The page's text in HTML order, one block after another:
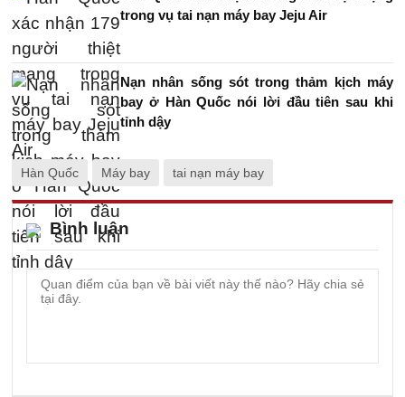
trong vụ tai nạn máy bay Jeju Air
Nạn nhân sống sót trong thảm kịch máy
bay ở Hàn Quốc nói lời đầu tiên sau khi
tỉnh dậy
Hàn Quốc Máy bay tai nạn máy bay
Bình luận